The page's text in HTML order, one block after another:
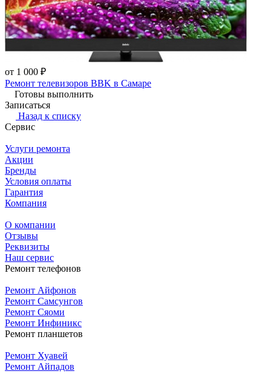
от 1 000 ₽
Ремонт телевизоров BBK в Самаре
Готовы выполнить
Записаться
Назад к списку
Сервис
Услуги ремонта
Акции
Бренды
Условия оплаты
Гарантия
Компания
О компании
Отзывы
Реквизиты
Наш сервис
Ремонт телефонов
Ремонт Айфонов
Ремонт Самсунгов
Ремонт Сяоми
Ремонт Инфиникс
Ремонт планшетов
Ремонт Хуавей
Ремонт Айпадов